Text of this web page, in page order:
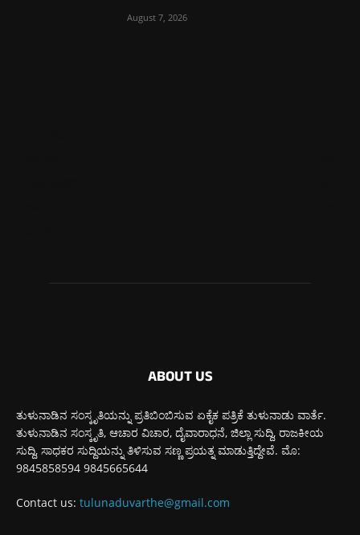
August 7, 2026
ABOUT US
ತುಳುನಾಡಿನ ಸಂಸ್ಕೃತಿಯನ್ನು ಪ್ರತಿಬಿಂಬಿಸುವ ಏಕೈಕ ಪತ್ರಿಕೆ ತುಳುನಾಡು ವಾರ್ತೆ.
ತುಳುನಾಡಿನ ಸಂಸ್ಕೃತಿ, ಆಚಾರ ವಿಚಾರ, ದೈವಾರಾಧನೆ, ಜಿಲ್ಲಾ ಸುದ್ದಿ, ರಾಜಕೀಯ
ಸುದ್ದಿ, ಸಾಧಕರ ಸುದ್ದಿಯನ್ನು ತಿಳಿಸುವ ಸಣ್ಣ ಪ್ರಯತ್ನ ಮಾಡುತ್ತಿದ್ದೇವೆ. ಮೊ:
9845858594 9845665644
Contact us: tulunaduvarthe@gmail.com